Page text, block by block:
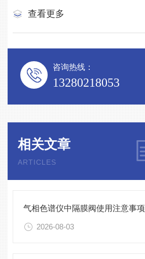
查看更多
咨询热线：
13280218053
相关文章
ARTICLES
气相色谱仪中隔膜阀使用注意事项
2026-08-03